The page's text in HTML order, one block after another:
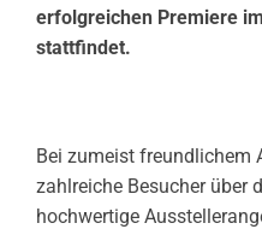
erfolgreichen Premiere
stattfindet.
Bei zumeist freundlichem
zahlreiche Besucher über
hochwertige